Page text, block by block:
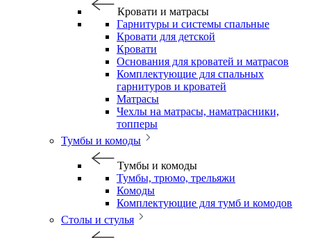
Кровати и матрасы
Гарнитуры и системы спальные
Кровати для детской
Кровати
Основания для кроватей и матрасов
Комплектующие для спальных
гарнитуров и кроватей
Матрасы
Чехлы на матрасы, наматрасники,
топперы
Тумбы и комоды
Тумбы и комоды
Тумбы, трюмо, трельяжи
Комоды
Комплектующие для тумб и комодов
Столы и стулья